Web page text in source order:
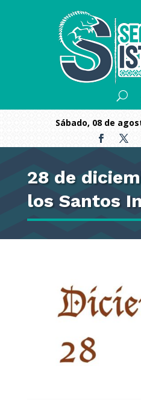
sábado, 08 de
28 de
los Santos